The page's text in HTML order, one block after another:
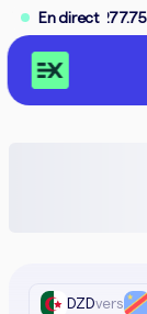
En direct
DZD
DZDvers